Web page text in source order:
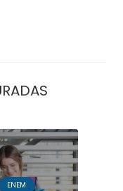
ENEM